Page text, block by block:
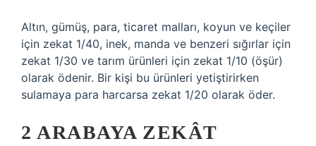
Altın, gümüş, para, ticaret malları, koyun ve keçiler
için zekat 1/40, inek, manda ve benzeri sığırlar için
zekat 1/30 ve tarım ürünleri için zekat 1/10 (öşür)
olarak ödenir. Bir kişi bu ürünleri yetiştirirken
sulamaya para harcarsa zekat 1/20 olarak öder.
2 ARABAYA ZEKÂT